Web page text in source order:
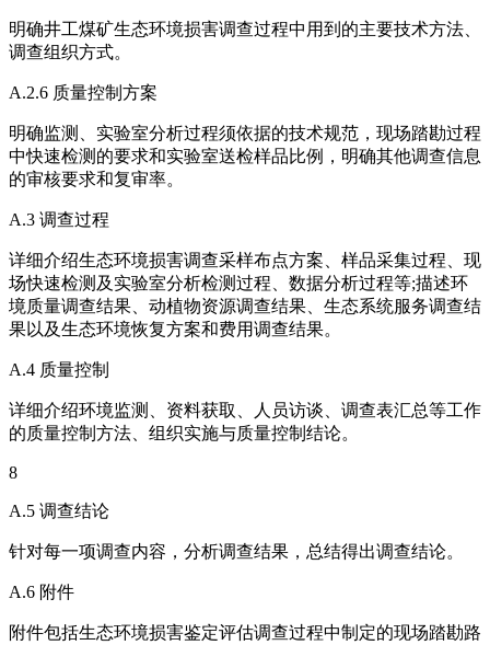
明确井工煤矿生态环境损害调查过程中用到的主要技术方法、
调查组织方式。
A.2.6 质量控制方案
明确监测、实验室分析过程须依据的技术规范，现场踏勘过程
中快速检测的要求和实验室送检样品比例，明确其他调查信息
的审核要求和复审率。
A.3 调查过程
详细介绍生态环境损害调查采样布点方案、样品采集过程、现
场快速检测及实验室分析检测过程、数据分析过程等;描述环
境质量调查结果、动植物资源调查结果、生态系统服务调查结
果以及生态环境恢复方案和费用调查结果。
A.4 质量控制
详细介绍环境监测、资料获取、人员访谈、调查表汇总等工作
的质量控制方法、组织实施与质量控制结论。
8
A.5 调查结论
针对每一项调查内容，分析调查结果，总结得出调查结论。
A.6 附件
附件包括生态环境损害鉴定评估调查过程中制定的现场踏勘路